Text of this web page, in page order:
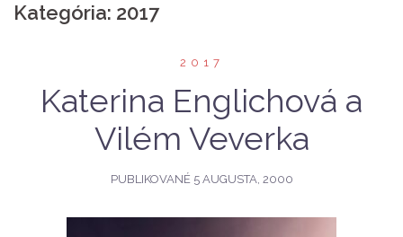
Kategória: 2017
2017
Katerina Englichová a
Vilém Veverka
PUBLIKOVANÉ 5 AUGUSTA, 2000